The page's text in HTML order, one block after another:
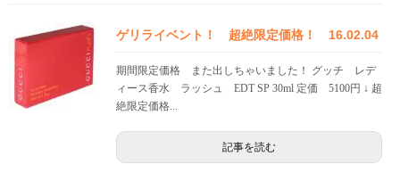
ゲリライベント！ 超絶限定価格！ 16.02.04
期間限定価格 また出しちゃいました！ グッチ レデ
ィース香水 ラッシュ EDT SP 30ml 定価 5100円 ↓ 超
絶限定価格...
記事を読む